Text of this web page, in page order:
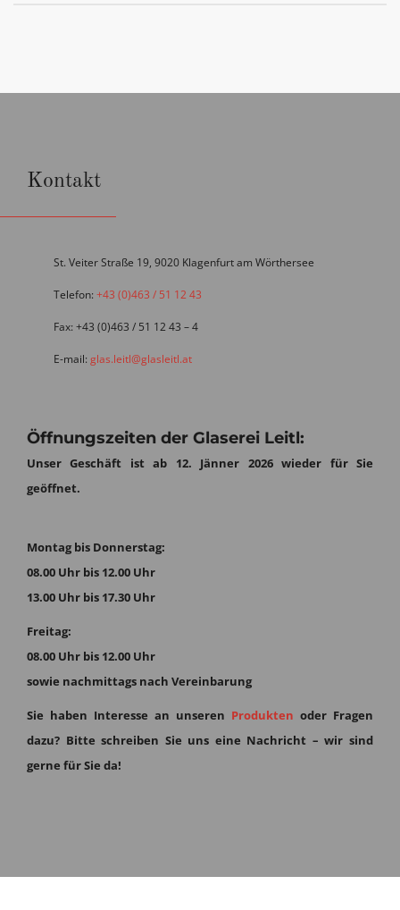
Kontakt
St. Veiter Straße 19, 9020 Klagenfurt am Wörthersee
Telefon: +43 (0)463 / 51 12 43
Fax: +43 (0)463 / 51 12 43 – 4
E-mail: glas.leitl@glasleitl.at
Öffnungszeiten der Glaserei Leitl:
Unser Geschäft ist ab 12. Jänner 2026 wieder für Sie
geöffnet.
Montag bis Donnerstag:
08.00 Uhr bis 12.00 Uhr
13.00 Uhr bis 17.30 Uhr
Freitag:
08.00 Uhr bis 12.00 Uhr
sowie nachmittags nach Vereinbarung
Sie haben Interesse an unseren Produkten oder Fragen
dazu? Bitte schreiben Sie uns eine Nachricht – wir sind
gerne für Sie da!